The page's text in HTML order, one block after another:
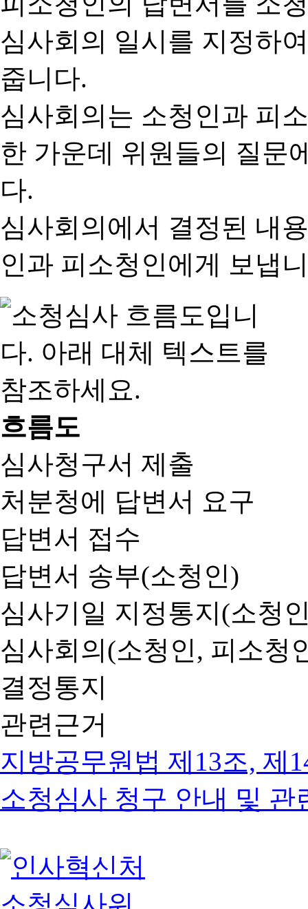
심사회의 일시를 지정하
줍니다.
심사회의는 소청인과 피
한 가운데 위원들의 질문
다.
심사회의에서 결정된 내
인과 피소청인에게 보냅
흐름도
심사청구서 제출
처분청에 답변서 요구
답변서 접수
답변서 송부(소청인)
심사기일 지정통지(소청
심사회의(소청인, 피소청
결정통지
관련근거
지방공무원법 제13조, 제
소청심사 청구 안내 및 관